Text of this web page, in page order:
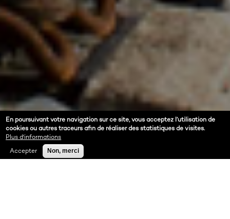
En poursuivant votre navigation sur ce site, vous acceptez l’utilisation de
cookies ou autres traceurs afin de réaliser des statistiques de visites.
Plus d'informations
Accepter
Non, merci